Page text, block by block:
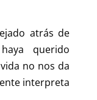
atrás de
querido
no nos da
interpreta